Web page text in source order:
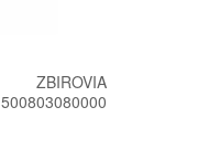
ZBIROVIA
500803080000